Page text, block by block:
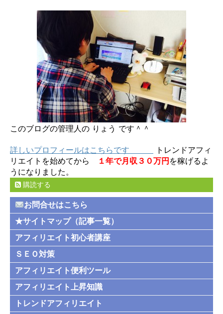
このブログの管理人の りょう です＾＾
詳しいプロフィールはこちらです
トレンドアフィ
リエイトを始めてから
１年で月収３０万円 を稼げるよ
うになりました。
購読する
お問合せはこちら
★サイトマップ（記事一覧）
アフィリエイト初心者講座
ＳＥＯ対策
アフィリエイト便利ツール
アフィリエイト上昇知識
トレンドアフィリエイト